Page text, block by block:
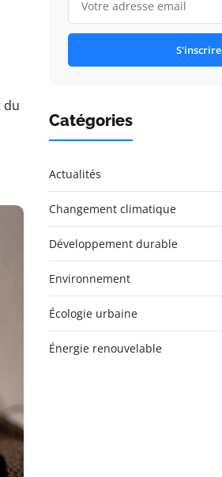
du
S'inscrire
Catégories
Actualités
Changement climatique
Développement durable
Environnement
Écologie urbaine
Énergie renouvelable